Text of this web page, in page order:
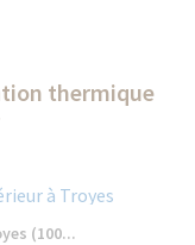
thermique
(100...